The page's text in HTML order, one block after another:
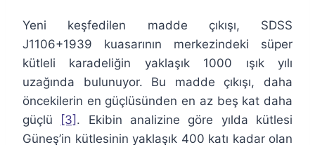
Yeni keşfedilen madde çıkışı, SDSS
J1106+1939 kuasarının merkezindeki süper
kütleli karadeliğin yaklaşık 1000 ışık yılı
uzağında bulunuyor. Bu madde çıkışı, daha
öncekilerin en güçlüsünden en az beş kat daha
güçlü
[3] . Ekibin analizine göre yılda kütlesi
Güneş’in kütlesinin yaklaşık 400 katı kadar olan